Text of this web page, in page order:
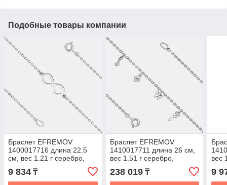
Подобные товары компании
Браслет EFREMOV
1400017716 длина 22.5
см, вес 1.21 г серебро,
плетение якорное
9 834 ₸
Браслет EFREMOV
1410017711 длина 26 см,
вес 1.51 г серебро,
плетение якорное
238 019₸
вес
9